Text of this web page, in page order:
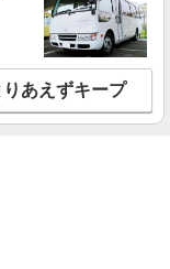
りあえずキープ